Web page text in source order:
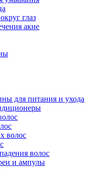
глаз
акне
для питания и ухода
волос
волос
и ампулы